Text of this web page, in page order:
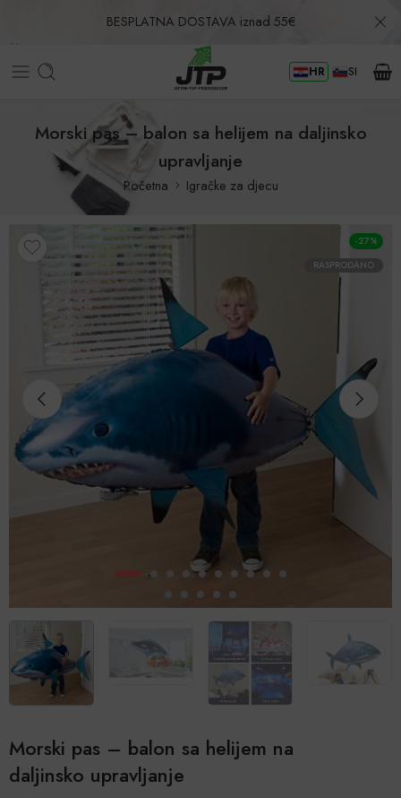
BESPLATNA DOSTAVA iznad 55€
Povrat u roku od 30 dana! HR SI
Morski pas – balon sa helijem na daljinsko
upravljanje
Početna Igračke za djecu
-27%
RASPRODANO
Morski pas – balon sa helijem na
daljinsko upravljanje